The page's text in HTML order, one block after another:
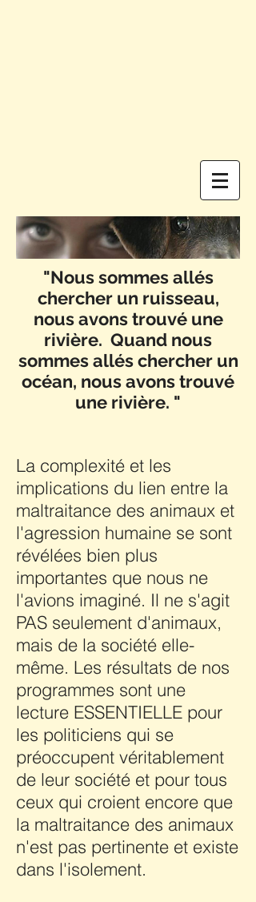
"Nous​ sommes allés
chercher un ruisseau,
nous avons trouvé une
rivière. ​Quand nous
sommes allés chercher un
océan, nous avons trouvé
une rivière. "​
La complexité et les
implications du lien entre la
maltraitance des animaux et
l'agression humaine se sont
révélées bien plus
importantes que nous ne
l'avions imaginé. Il ne s'agit
PAS seulement d'animaux,
mais de la société elle-
même. Les résultats de nos
programmes sont une
lecture ESSENTIELLE pour
les politiciens qui se
préoccupent véritablement
de leur société et pour tous
ceux qui croient encore que
la maltraitance des animaux
n'est pas pertinente et existe
dans l'isolement.